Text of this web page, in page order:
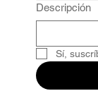
Descripción
Sí,